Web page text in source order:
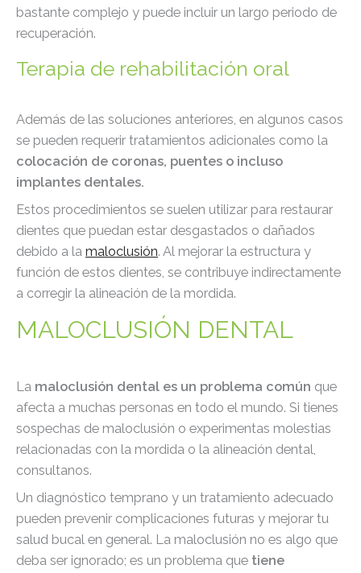
bastante complejo y puede incluir un largo periodo de
recuperación.
Terapia de rehabilitación oral
Además de las soluciones anteriores, en algunos casos
se pueden requerir tratamientos adicionales como la
colocación de coronas, puentes o incluso
implantes dentales.
Estos procedimientos se suelen utilizar para restaurar
dientes que puedan estar desgastados o dañados
debido a la maloclusión. Al mejorar la estructura y
función de estos dientes, se contribuye indirectamente
a corregir la alineación de la mordida.
MALOCLUSIÓN DENTAL
La maloclusión dental es un problema común que
afecta a muchas personas en todo el mundo. Si tienes
sospechas de maloclusión o experimentas molestias
relacionadas con la mordida o la alineación dental,
consultanos.
Un diagnóstico temprano y un tratamiento adecuado
pueden prevenir complicaciones futuras y mejorar tu
salud bucal en general. La maloclusión no es algo que
deba ser ignorado; es un problema que tiene